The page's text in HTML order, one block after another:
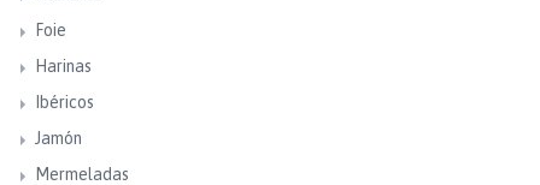
Foie
Harinas
Ibéricos
Jamón
Mermeladas